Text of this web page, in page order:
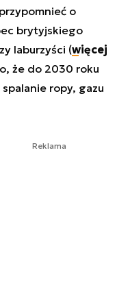
o
brytyjskiego
laburzyści (więcej
że do 2030 roku
ropy, gazu
Reklama